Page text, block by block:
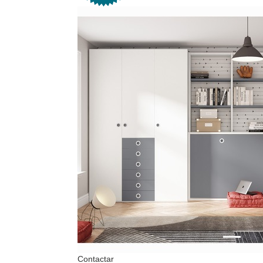
Contactar